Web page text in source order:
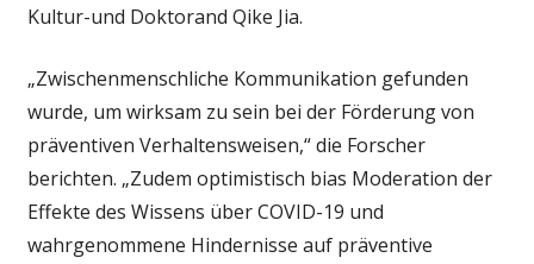
Kultur-und Doktorand Qike Jia.
„Zwischenmenschliche Kommunikation gefunden
wurde, um wirksam zu sein bei der Förderung von
präventiven Verhaltensweisen,“ die Forscher
berichten. „Zudem optimistisch bias Moderation der
Effekte des Wissens über COVID-19 und
wahrgenommene Hindernisse auf präventive